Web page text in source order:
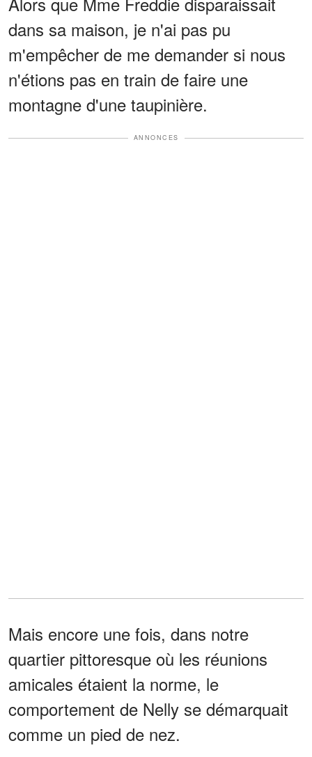
dans sa maison, je n'ai pas pu
m'empêcher de me demander si nous
n'étions pas en train de faire une
montagne d'une taupinière.
ANNONCES
Mais encore une fois, dans notre
quartier pittoresque où les réunions
amicales étaient la norme, le
comportement de Nelly se démarquait
comme un pied de nez.